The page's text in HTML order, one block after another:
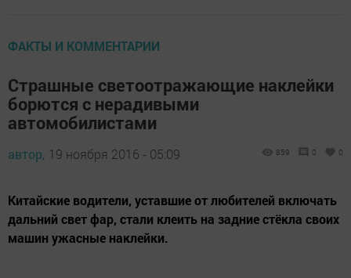
ФАКТЫ И КОММЕНТАРИИ
Страшные светоотражающие наклейки
борются с нерадивыми
автомобилистами
автор, 19 ноября 2016 - 05:09 859 0 0
Китайские водители, уставшие от любителей включать
дальний свет фар, стали клеить на задние стёкла своих
машин ужасные наклейки.